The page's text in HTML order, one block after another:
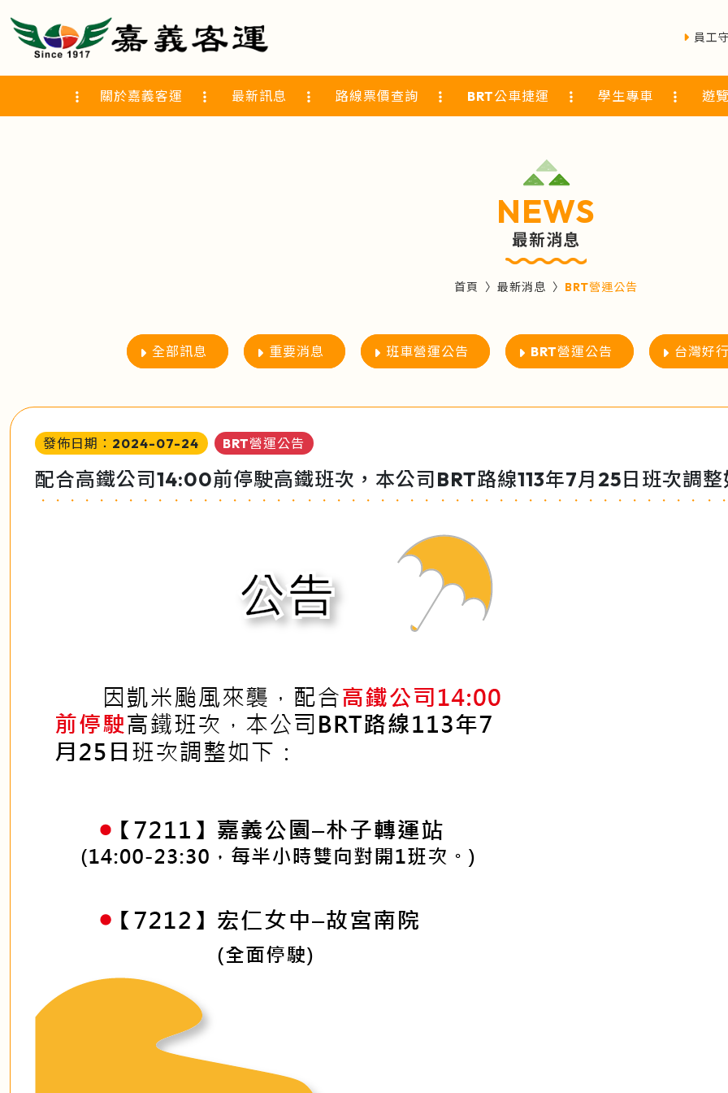
員工
關於嘉義客運 最新訊息 路線票價查詢 BRT公車捷運 學生專車 遊
NEWS
最新消息
首頁 最新消息 BRT營運公告
全部訊息 重要消息 班車營運公告 BRT營運公告 台灣好
發佈日期：2024-07-24 BRT營運公告
配合高鐵公司14:00前停駛高鐵班次，本公司BRT路線113年7月25日班次調